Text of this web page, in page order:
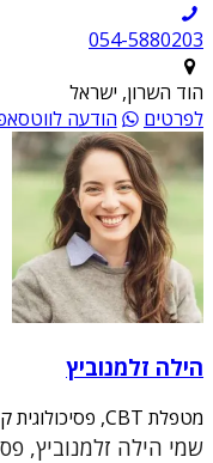
054-5880203
הוד השרון, ישראל
לפרטים
הודעה
הילה זלמנוביץ
מטפלת CBT, פסיכולוגית קלינית
שמי הילה זלמנוביץ,